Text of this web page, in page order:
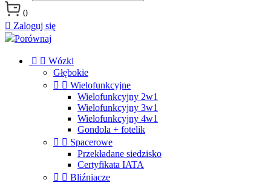
0
 Zaloguj się
Porównaj
  Wózki
Głębokie
  Wielofunkcyjne
Wielofunkcyjny 2w1
Wielofunkcyjny 3w1
Wielofunkcyjny 4w1
Gondola + fotelik
  Spacerowe
Przekładane siedzisko
Certyfikata IATA
  Bliźniacze